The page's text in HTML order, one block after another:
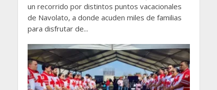
un recorrido por distintos puntos vacacionales
de Navolato, a donde acuden miles de familias
para disfrutar de...